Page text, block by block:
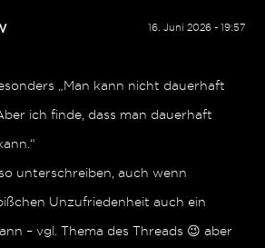
16. Juni 2026 - 19:57
„Man kann nicht dauerhaft
ich finde, dass man dauerhaft
unterschreiben, auch wenn
Unzufriedenheit auch ein
– vgl. Thema des Threads 😉 aber